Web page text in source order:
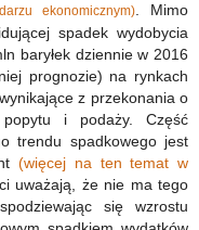
ekonomicznym). Mimo
spadek wydobycia
baryłek dziennie w 2016
prognozie) na rynkach
z przekonania o
popytu i podaży. Część
trendu spadkowego jest
(więcej na ten temat w
uważają, że nie ma tego
się wzrostu